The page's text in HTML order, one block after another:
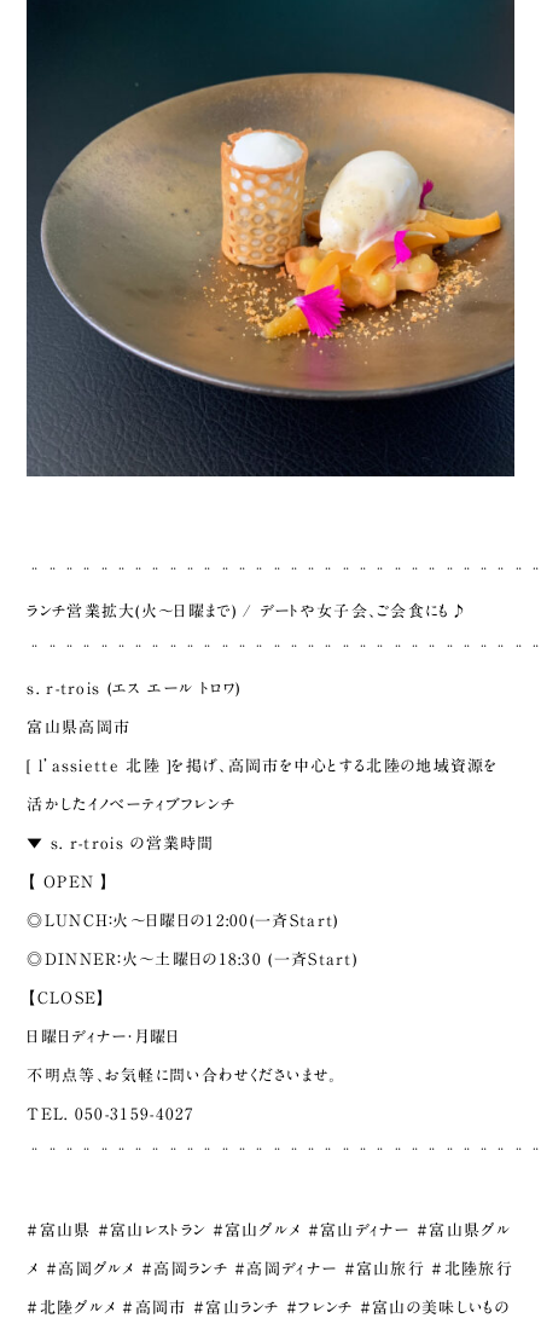
ランチ営業拡大(火～日曜まで) / デートや女子会、ご会食にも♪
s. r-trois (エス エール トロワ)
富山県高岡市
[ l’assiette 北陸 ]を掲げ、高岡市を中心とする北陸の地域資源を
活かしたイノベーティブフレンチ
▼ s. r-trois の営業時間
【 OPEN 】
◎LUNCH：火～日曜日の12:00(一斉Start)
◎DINNER：火～土曜日の18:30 (一斉Start)
【CLOSE】
日曜日ディナー・月曜日
不明点等、お気軽に問い合わせくださいませ。
TEL. 050-3159-4027
#富山県 #富山レストラン #富山グルメ #富山ディナー #富山県グル
メ #高岡グルメ #高岡ランチ #高岡ディナー #富山旅行 #北陸旅行
#北陸グルメ #高岡市 #富山ランチ #フレンチ #富山の美味しいもの